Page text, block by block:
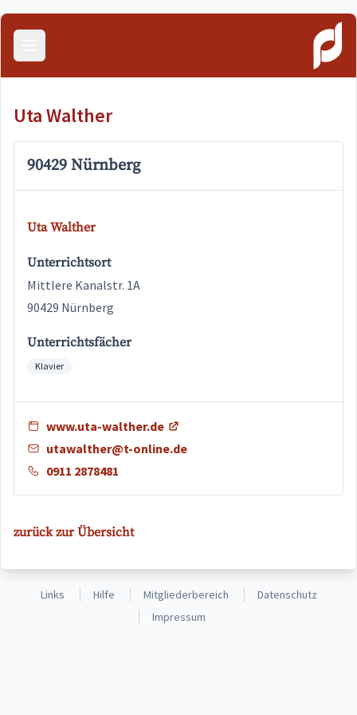
Menü öffnen
Uta Walther
90429 Nürnberg
Uta Walther
Unterrichtsort
Mittlere Kanalstr. 1A
90429 Nürnberg
Unterrichtsfächer
Klavier
www.uta-walther.de
utawalther@t-online.de
0911 2878481
zurück zur Übersicht
Links Hilfe Mitgliederbereich
Datenschutz
Impressum